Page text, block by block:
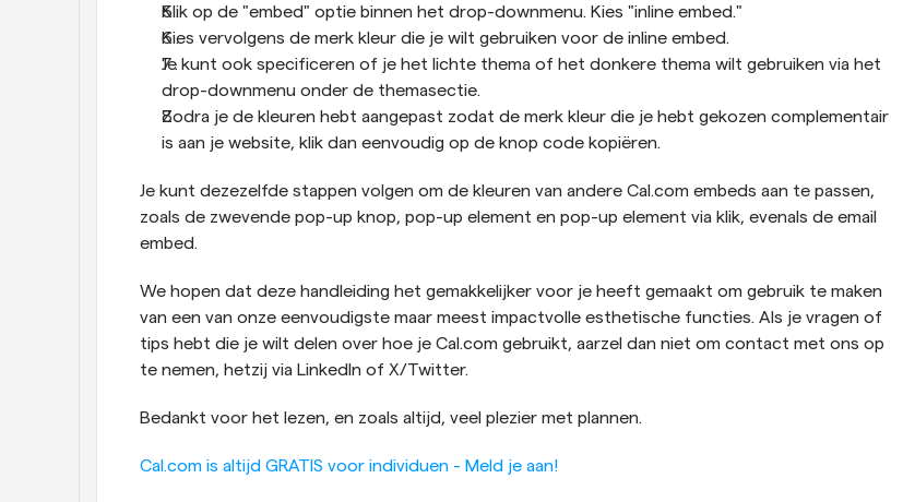
Klik op de "embed" optie binnen het drop-downmenu. Kies "inline embed."
Kies vervolgens de merk kleur die je wilt gebruiken voor de inline embed.
Je kunt ook specificeren of je het lichte thema of het donkere thema wilt gebruiken via het
drop-downmenu onder de themasectie.
Zodra je de kleuren hebt aangepast zodat de merk kleur die je hebt gekozen complementair
is aan je website, klik dan eenvoudig op de knop code kopiëren.
Je kunt dezezelfde stappen volgen om de kleuren van andere Cal.com embeds aan te passen,
zoals de zwevende pop-up knop, pop-up element en pop-up element via klik, evenals de email
embed.
We hopen dat deze handleiding het gemakkelijker voor je heeft gemaakt om gebruik te maken
van een van onze eenvoudigste maar meest impactvolle esthetische functies. Als je vragen of
tips hebt die je wilt delen over hoe je Cal.com gebruikt, aarzel dan niet om contact met ons op
te nemen, hetzij via LinkedIn of X/Twitter.
Bedankt voor het lezen, en zoals altijd, veel plezier met plannen.
Cal.com is altijd GRATIS voor individuen - Meld je aan!